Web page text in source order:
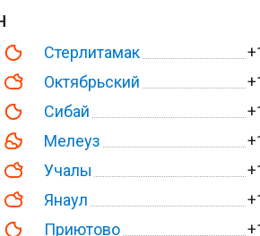
Стерлитамак
Октябрьский
Сибай
Мелеуз
Учалы
Янаул
Приютово